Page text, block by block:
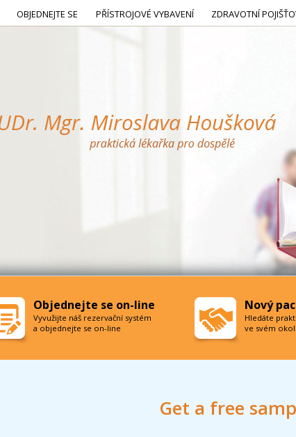
Get a free
OBJEDNEJTE SE PŘÍSTROJOVÉ VYBAVENÍ ZDRAVOTNÍ
Objednejte se on-line
Vyvužijte náš rezervační systém
a objednejte se on-line
Nový
Hledáte
ve svém